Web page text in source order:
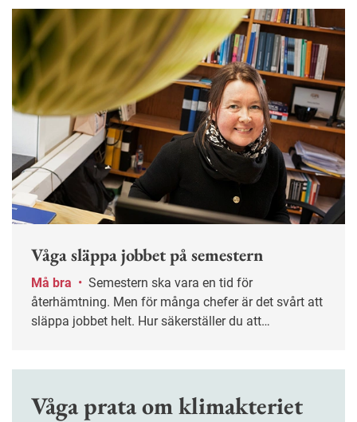
Våga släppa jobbet på semestern
Må bra •
återhämtning. Men för många chefer är det svårt att
släppa jobbet helt. Hur säkerställer du att
Våga prata om klimakteriet